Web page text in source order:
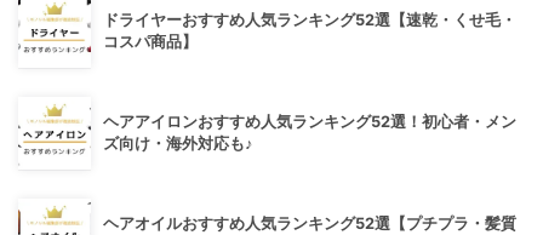
ドライヤーおすすめ人気ランキング52選【速乾・くせ毛・
コスパ商品】
ヘアアイロンおすすめ人気ランキング52選！初心者・メン
ズ向け・海外対応も♪
ヘアオイルおすすめ人気ランキング52選【プチプラ・髪質